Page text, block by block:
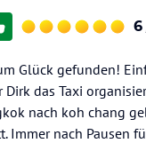
6
Glück gefunden!
Dirk das Taxi
nach koh chang
Immer nach Pausen